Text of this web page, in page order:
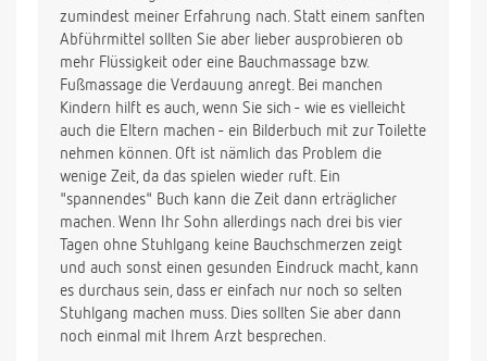
zumindest meiner Erfahrung nach. Statt einem sanften
Abführmittel sollten Sie aber lieber ausprobieren ob
mehr Flüssigkeit oder eine Bauchmassage bzw.
Fußmassage die Verdauung anregt. Bei manchen
Kindern hilft es auch, wenn Sie sich - wie es vielleicht
auch die Eltern machen - ein Bilderbuch mit zur Toilette
nehmen können. Oft ist nämlich das Problem die
wenige Zeit, da das spielen wieder ruft. Ein
"spannendes" Buch kann die Zeit dann erträglicher
machen. Wenn Ihr Sohn allerdings nach drei bis vier
Tagen ohne Stuhlgang keine Bauchschmerzen zeigt
und auch sonst einen gesunden Eindruck macht, kann
es durchaus sein, dass er einfach nur noch so selten
Stuhlgang machen muss. Dies sollten Sie aber dann
noch einmal mit Ihrem Arzt besprechen.